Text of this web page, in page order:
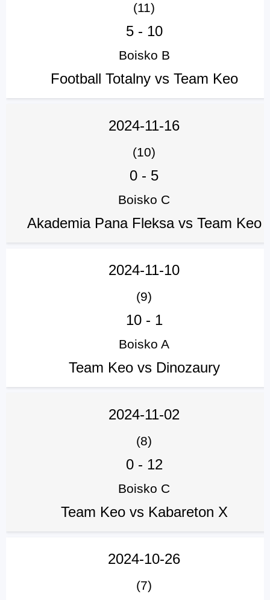
(11)
5- 10
Boisko B
Football Totalny vs Team Keo
2024-11-16
(10)
0 - 5
Boisko C
Akademia Pana Fleksa vs Team Keo
2024-11-10
(9)
10- 1
Boisko A
Team Keo vs Dinozaury
2024-11-02
(8)
0- 12
Boisko C
Team Keo vs Kabareton X
2024-10-26
(7)